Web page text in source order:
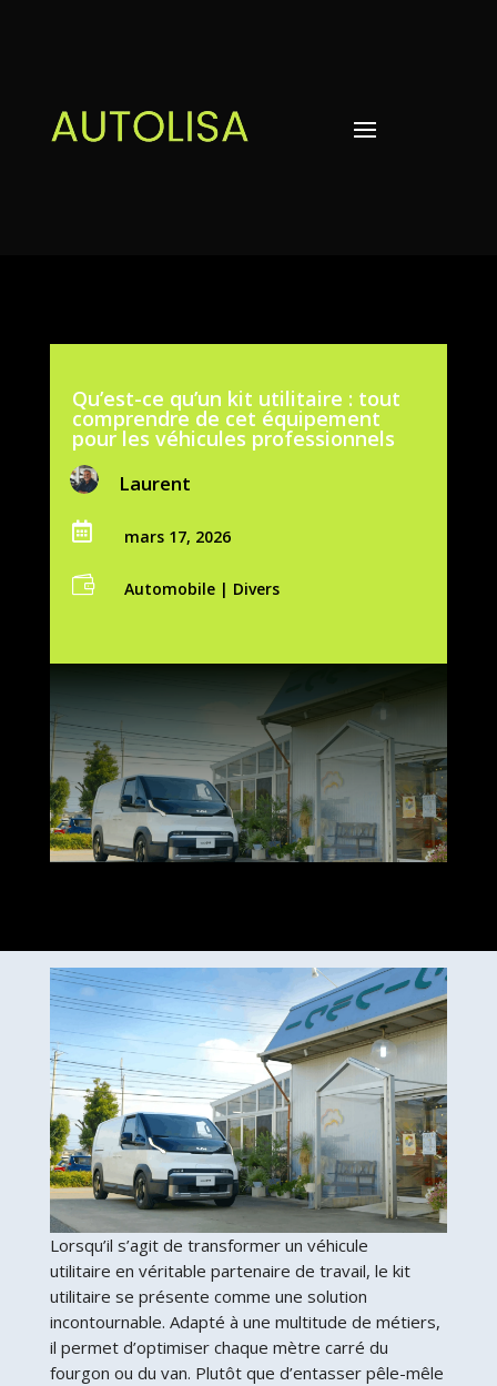
Qu’est-ce qu’un kit utilitaire : tout
comprendre de cet équipement
pour les véhicules professionnels
Laurent
 mars 17, 2026
 Automobile| Divers
Lorsqu’il s’agit de transformer un véhicule
utilitaire en véritable partenaire de travail, le kit
utilitaire se présente comme une solution
incontournable. Adapté à une multitude de métiers,
il permet d’optimiser chaque mètre carré du
fourgon ou du van. Plutôt que d’entasser pêle-mêle